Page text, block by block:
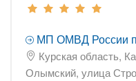
МП ОМВД России
Курская область,
Олымский, улица